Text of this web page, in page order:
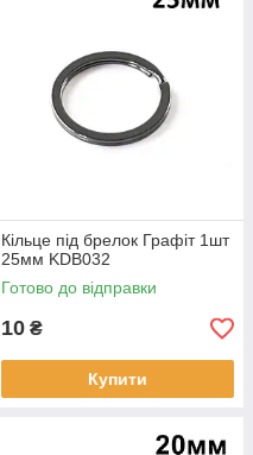
Кільце під брелок Графіт 1шт
25мм KDB032
Готово до відправки
10 ₴
Купити